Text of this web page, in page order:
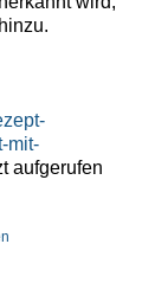
mit-
aufgerufen